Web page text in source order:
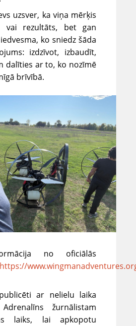
uzsver, ka viņa mērķis
vai rezultāts, bet gan
ko sniedz šāda
izdzīvot, izbaudīt,
dalīties ar to, ko nozīmē
brīvībā.
no oficiālās
https://
ar nelielu laika
žurnālistam
laiks, lai apkopotu